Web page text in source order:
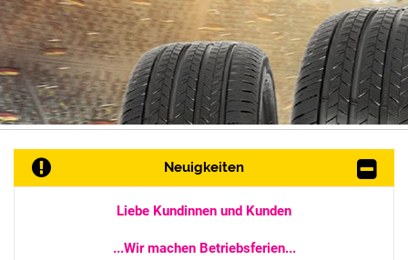
Neuigkeiten
Liebe Kundinnen und Kunden
...Wir machen Betriebsferien...